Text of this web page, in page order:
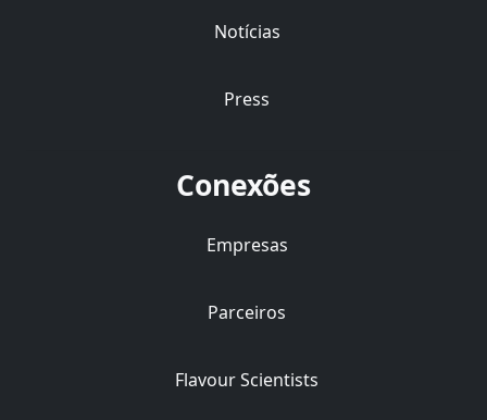
Notícias
Press
Conexões
Empresas
Parceiros
Flavour Scientists